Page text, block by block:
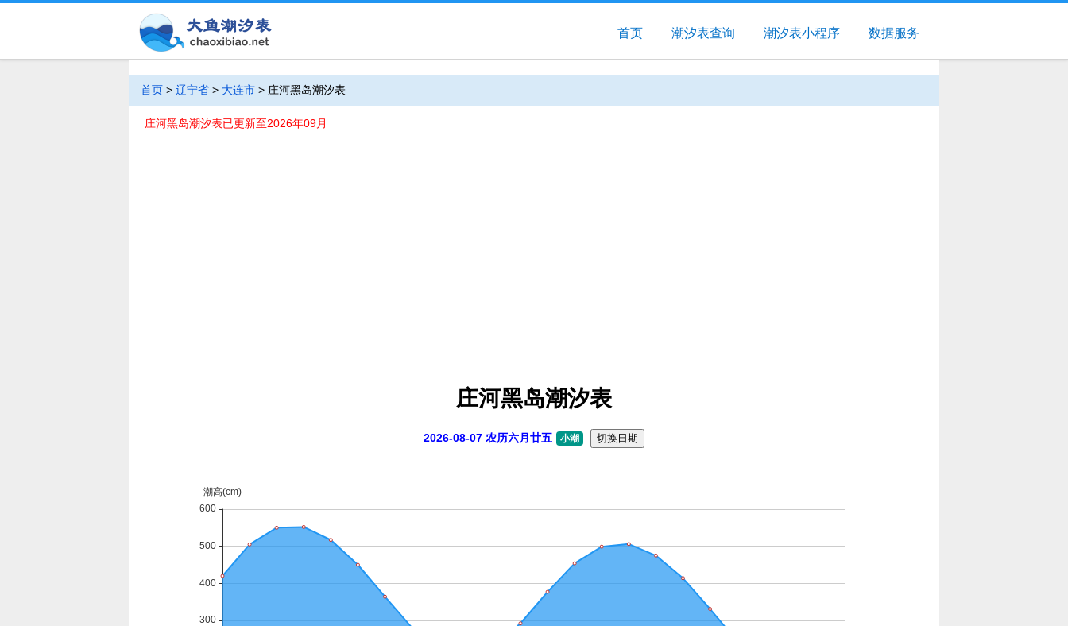
首页 潮汐表查询 潮汐表小程序 数据服务
首页 > 辽宁省 > 大连市 > 庄河黑岛潮汐表
庄河黑岛潮汐表已更新至2026年09月
庄河黑岛潮汐表
2026-08-07 农历六月廿五 小潮 切换日期